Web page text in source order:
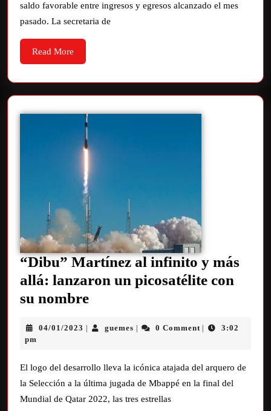
saldo favorable entre ingresos y egresos alcanzado el mes
pasado. La secretaria de
Read More
“Dibu” Martínez al infinito y más
allá: lanzaron un picosatélite con
su nombre
04/01/2023 guemes 0 Comment
3:02
pm
El logo del desarrollo lleva la icónica atajada del arquero de
la Selección a la última jugada de Mbappé en la final del
Mundial de Qatar 2022, las tres estrellas